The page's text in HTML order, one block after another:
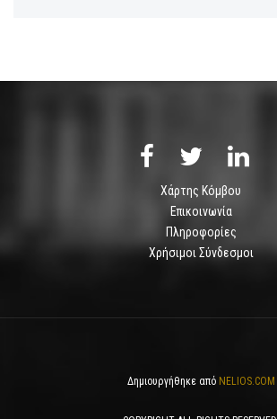
Χάρτης Κόμβου
Επικοινωνία
Πληροφορίες
Χρήσιμοι Σύνδεσμοι
Δημιουργήθηκε από NELIOS.COM